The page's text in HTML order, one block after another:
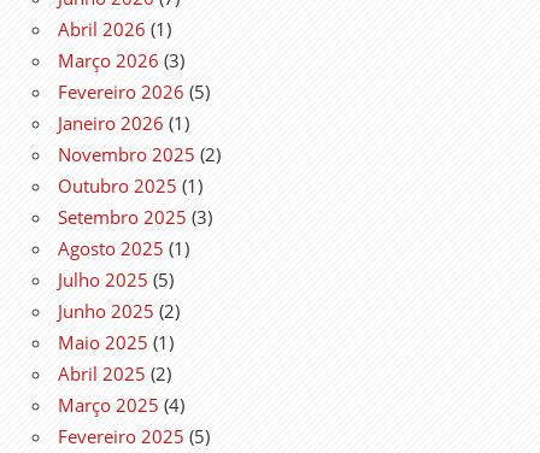
Abril 2026 (1)
Março 2026 (3)
Fevereiro 2026 (5)
Janeiro 2026 (1)
Novembro 2025 (2)
Outubro 2025 (1)
Setembro 2025 (3)
Agosto 2025 (1)
Julho 2025 (5)
Junho 2025 (2)
Maio 2025 (1)
Abril 2025 (2)
Março 2025 (4)
Fevereiro 2025 (5)